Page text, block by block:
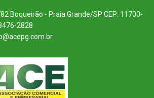
Boqueirão - Praia Grande/SP CEP: 11700-
2828